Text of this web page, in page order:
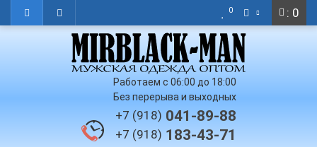
: 0
0
Работаем с 06:00 до 18:00
Без перерыва и выходных
+7 (918) 041-89-88
+7 (918) 183-43-71